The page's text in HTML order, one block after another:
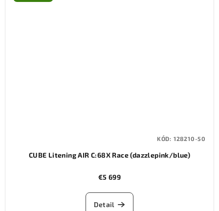
CUBE Litening AIR C:68X Race (dazzlepink/blue)
€5 699
Detail
KÓD: 128210-50